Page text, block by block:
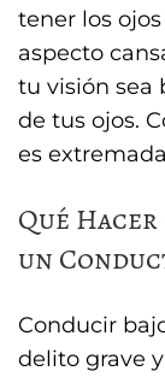
tener los
aspecto
tu visión sea
de tus ojos.
es
Qué
un
Conducir
delito grave